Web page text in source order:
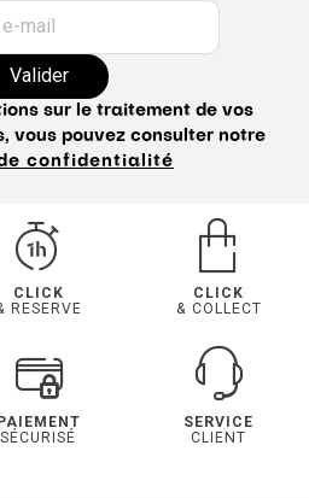
mail
Valider
sur le traitement de vos
vous pouvez consulter notre
confidentialité
CLICK
RESERVE
CLICK
& COLLECT
SÉCURISÉ
SERVICE
CLIENT